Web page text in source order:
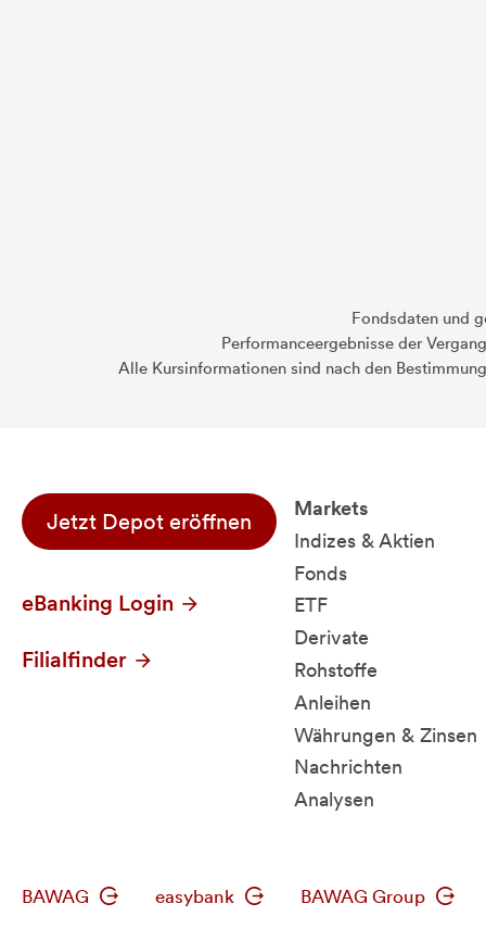
Fondsdaten und
Performanceergebnisse der
Alle Kursinformationen sind nach den
Jetzt Depot eröffnen
eBanking Login
Filialfinder
Markets
Indizes & Aktien
Fonds
ETF
Derivate
Rohstoffe
Anleihen
Währungen & Zinsen
Nachrichten
Analysen
BAWAG easybank BAWAG Group